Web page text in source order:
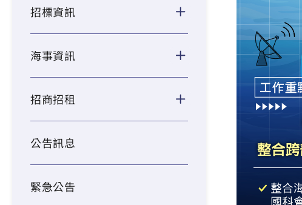
招標資訊
海事資訊
招商招租
公告訊息
緊急公告